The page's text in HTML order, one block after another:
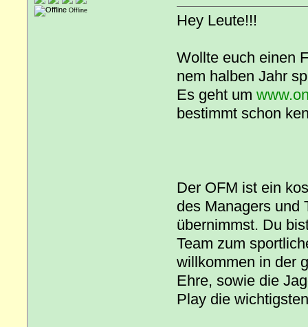
Offline
Hey Leute!!!
Wollte euch einen
nem halben Jahr
Es geht um
bestimmt schon
Der OFM ist ein
des Managers und
übernimmst. Du
Team zum
willkommen in der
Ehre, sowie die
Play die